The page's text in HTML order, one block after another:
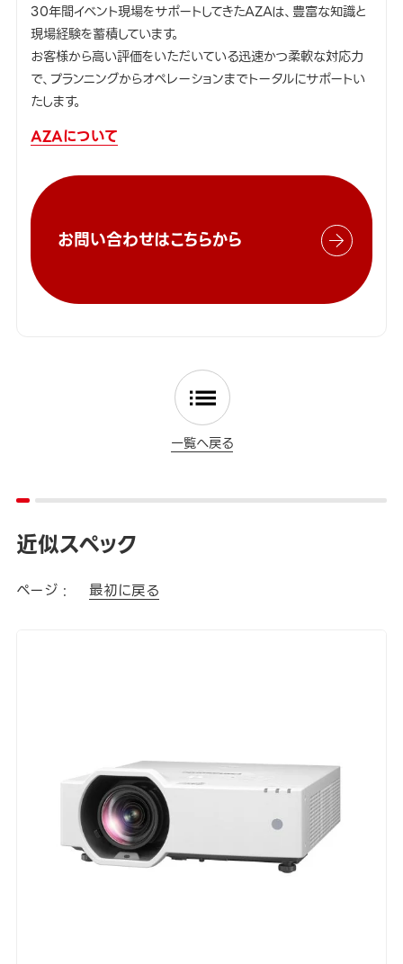
30年間イベント現場をサポートしてきたAZAは、豊富な知識と
現場経験を蓄積しています。
お客様から高い評価をいただいている迅速かつ柔軟な対応力
で、プランニングからオペレーションまでトータルにサポートい
たします。
AZAについて
お問い合わせはこちらから
一覧へ戻る
近似スペック
ページ : 最初に戻る